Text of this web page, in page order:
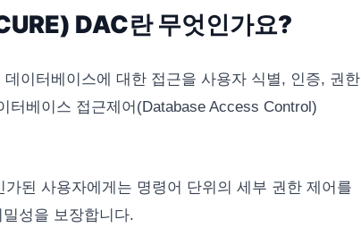
DAC란 무엇인가요?
이터베이스에 대한 접근을 사용자 식별, 인증, 권한
터베이스 접근제어(Database Access Control)
된 사용자에게는 명령어 단위의 세부 권한 제어를
성을 보장합니다.